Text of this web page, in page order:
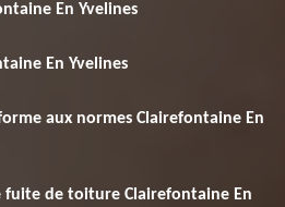
En Yvelines
En Yvelines
aux normes Clairefontaine En
fuite de toiture Clairefontaine En